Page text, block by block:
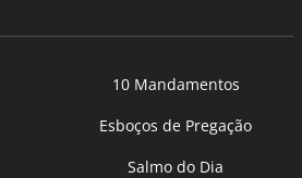
10 Mandamentos
Esboços de Pregação
Salmo do Dia